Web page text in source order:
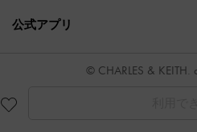
公式アプリ
© CHARLES & KEITH,